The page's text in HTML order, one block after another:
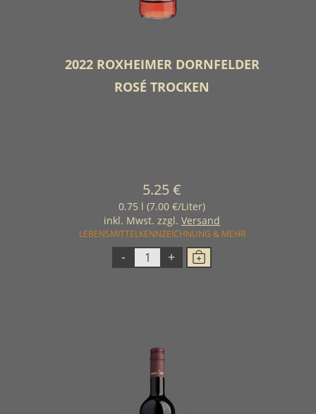
2022 ROXHEIMER DORNFELDER
ROSÉ TROCKEN
5.25 €
0.75 l (7.00 €/Liter)
inkl. Mwst. zzgl.Versand
LEBENSMITTELKENNZEICHNUNG & MEHR
- +